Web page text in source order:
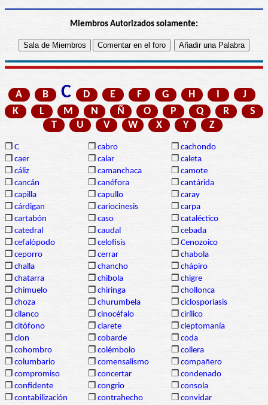
Miembros Autorizados solamente:
A B C D E F G H I
J
K
L M N Ñ O P Q R
S
T
U V W X Y Z
❒ C ❒ cabro ❒ cachondo
❒ caer ❒ calar ❒ caleta
❒ cáliz ❒ camanchaca ❒ camote
❒ cancán ❒ canéfora ❒ cantárida
❒ capilla ❒ capullo ❒ caray
❒ cárdigan ❒ cariocinesis ❒ carpa
❒ cartabón ❒ caso ❒ cataléctico
❒ catedral ❒ caudal ❒ cebada
❒ cefalópodo ❒ celofisis ❒ Cenozoico
❒ ceporro ❒ cerrar ❒ chabola
❒ challa ❒ chancho ❒ chápiro
❒ chatarra ❒ chibola ❒ chigre
❒ chimuelo ❒ chiringa ❒ chollonca
❒ choza ❒ churumbela ❒ ciclosporiasis
❒ cilanco ❒ cinocéfalo ❒ cirílico
❒ citófono ❒ clarete ❒ cleptomanía
❒ clon ❒ cobarde ❒ coda
❒ cohombro ❒ colémbolo ❒ collera
❒ columbario ❒ comensalismo ❒ compañero
❒ compromiso ❒ concertar ❒ condenado
❒ confidente ❒ congrio ❒ consola
❒ contabilización ❒ contrahecho ❒ convidar